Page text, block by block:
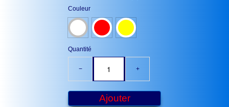
Couleur
Quantité
− +
Ajouter